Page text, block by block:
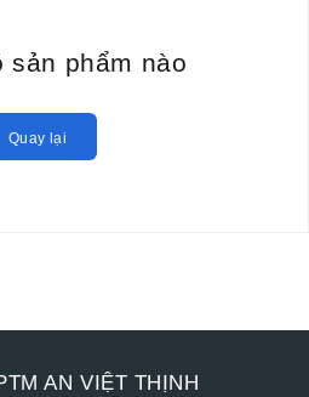
sản phẩm nào
Quay lại
AN VIỆT THỊNH